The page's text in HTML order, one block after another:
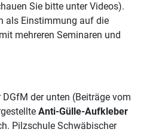
Sie bitte unter Videos).
als Einstimmung auf die
mehreren Seminaren und
der unten (Beiträge vom
Anti-Gülle-Aufkleber
Pilzschule Schwäbischer